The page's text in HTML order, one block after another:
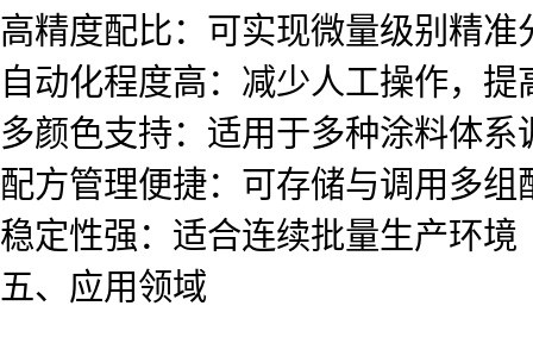
高精度配比：可实现微量级别精准
自动化程度高：减少人工操作，提
多颜色支持：适用于多种涂料体系
配方管理便捷：可存储与调用多组
稳定性强：适合连续批量生产环境
五、应用领域